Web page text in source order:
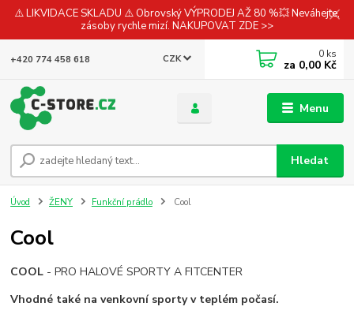
⚠️ LIKVIDACE SKLADU ⚠️ Obrovský VÝPRODEJ AŽ 80 %💥 Neváhejte,
zásoby rychle mizí. NAKUPOVAT ZDE >>
Menu
CZK
Hledat
+420 774 458 618 0 ks
za 0,00 Kč
Úvod ŽENY Funkční prádlo Cool
Cool
COOL - PRO HALOVÉ SPORTY A FITCENTER
Vhodné také navenkovní sporty v teplém počasí.